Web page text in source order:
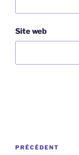
Site web
Navigation
Article
PRÉCÉDENT